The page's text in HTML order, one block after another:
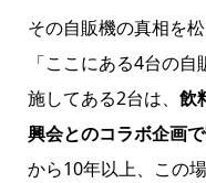
その自販機の真相を
「ここにある4台の
施してある2台は、 飲
興会とのコラボ企画
から10年以上、この